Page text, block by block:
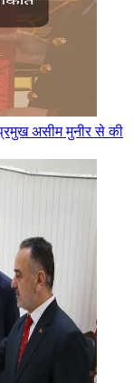
असीम मुनीर से की